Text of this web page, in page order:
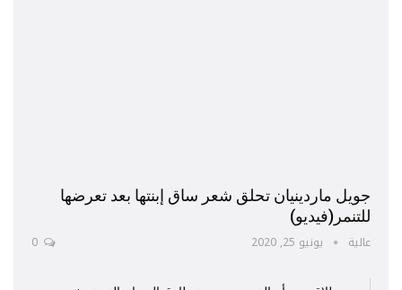
جويل ماردينيان تحلق شعر ساق إبنتها بعد تعرضها
للتنمر(فيديو)
عالية يونيو 25, 2020